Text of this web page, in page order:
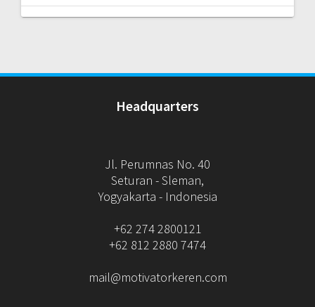
Headquarters
Jl. Perumnas No. 40
Seturan - Sleman,
Yogyakarta - Indonesia
+62 274 2800121
+62 812 2880 7474
mail@motivatorkeren.com